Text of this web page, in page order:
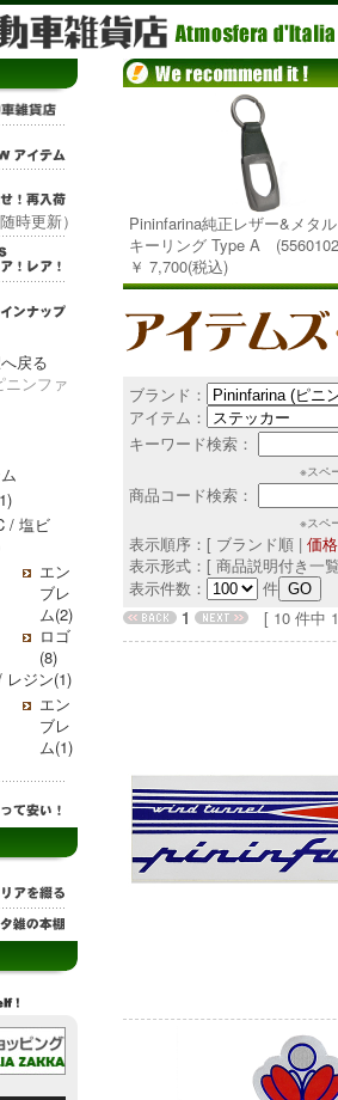
随時更新）
戻る
ニンファ
/ 塩ビ
エン
ブレ
ム(2)
ロゴ
(8)
レジン(1)
エン
ブレ
ム(1)
Pininfarina純正レザー&メタ
キーリング Type A
￥ 7,700(税込)
ブランド：
アイテム：
キーワード検索：
※スペ
商品コード検索：
※スペ
表示順序：[ ブランド順 | 価
表示形式：[ 商品説明付き一
表示件数：
件
1
[ 10 件中 1